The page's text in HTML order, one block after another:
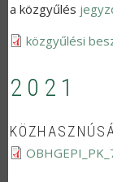
a közgyűlés
közgyűlési
2021